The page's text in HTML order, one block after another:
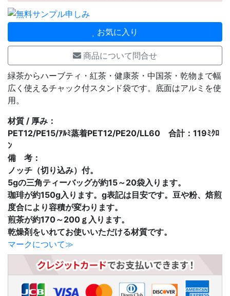
お気に入り
商品について問合せ
緑茶からハーブティ・紅茶・健康茶・中国茶・乾物まで幅
広く使えるチャック付スタンド袋です。底面はアルミを使
用。
材質 / 厚み：
PET12/PE15/ｱﾙﾐ蒸着PET12/PE20/LL60 合計：119ﾐｸﾛ
ﾝ
備 考：
ノッチ（切り込み）付。
5gの三角ティーバッグが約15～20袋入ります。
珈琲が約150g入ります。g表記は目安です。豆や粉、焙煎
度合により容積が変わります。
煎茶が約170～200ｇ入ります。
乾燥剤をいれてお使いいただける材質です。
マークについて≫